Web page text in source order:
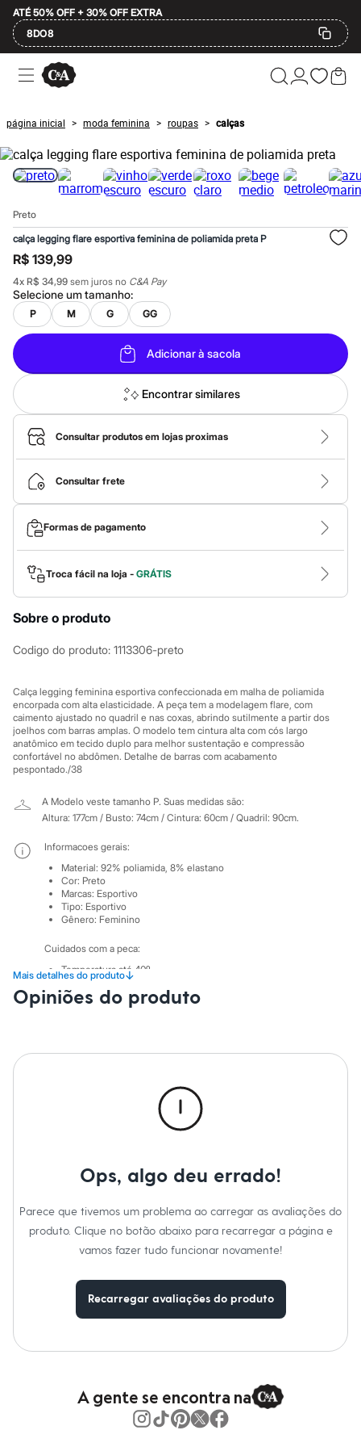
ATÉ 50% OFF + 30% OFF EXTRA
8DO8
Ofertas
Compre por Departamento
Masculino
Infantil
Calçados
Mindse7
Plus Size
Até 20% off
Até 60% off
A partir de 60% off
Feminino
Em alta
Inverno
Alfaiataria
Novidades
Roupas
Blusas e Camisetas
Básicos
Calças
Casacos e Jaquetas
Jeans
Macacões
Saias
Shorts e Bermudas
Vestidos
Bolsas
Bonés e Chapéus
Bijoux
Cintos
Óculos
Relógios
Calçados
Botas
Chinelos
Rasteirinhas
Sandálias
Sapatilhas
Tênis
City
Clock House
Mindset
Sawary
Yessica
Moda esportiva
Acessórios
Calçados
Leggings
Tops
Moda íntima
Calcinhas
Cintas e Modeladores
Pijamas
Moda praia
Maiôs
Saídas de praia
Personagens
Casacos e Jaquetas
Roupas
Bermudas
Camisas
Casacos e Jaquetas
Bolsas e Mochilas
Chapéus e Bonés
página inicial > moda feminina > roupas > calças
Preto
calça legging flare esportiva feminina de poliamida preta P
R$ 139,99
4x R$ 34,99 sem juros no C&A Pay
Selecione umtamanho:
P M G GG
Adicionar à sacola
Encontrar similares
Consultar produtos em lojas proximas
Consultar frete
Formas de pagamento
Troca fácil na loja - GRÁTIS
Sobre o produto
Codigo do produto: 1113306-preto
Calça legging feminina esportiva confeccionada em malha de poliamida
encorpada com alta elasticidade. A peça tem a modelagem flare, com
caimento ajustado no quadril e nas coxas, abrindo sutilmente a partir dos
joelhos com barras amplas. O modelo tem cintura alta com cós largo
anatômico em tecido duplo para melhor sustentação e compressão
confortável no abdômen. Detalhe de barras com acabamento
pespontado./38
A Modelo veste tamanho P. Suas medidas são:
Altura: 177cm / Busto: 74cm / Cintura: 60cm / Quadril: 90cm.
Mais detalhes do produto↓
Informacoes gerais:
Material: 92% poliamida, 8% elastano
Cor: Preto
Marcas: Esportivo
Tipo: Esportivo
Gênero: Feminino
Cuidados com a peca:
Temperatura até 40º.
Não alvejar.
Secar em secadora.
Secar na vertical.
Opiniões do produto
Ops, algo deu errado!
Parece que tivemos um problema ao carregar as avaliações do
produto. Clique no botão abaixo para recarregar a página e
vamos fazer tudo funcionar novamente!
Recarregar avaliações do produto
A gente se encontra na